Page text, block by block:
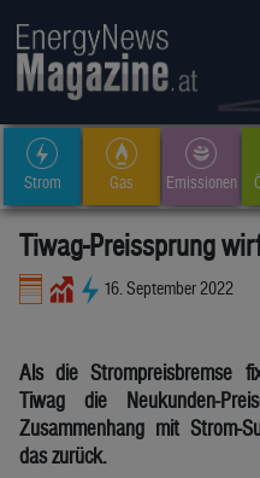
Strom Gas Emissionen
Tiwag-Preissprung
16. September 2022
Als die Strompreisbremse
Tiwag die Neukunden-
Zusammenhang mit Strom-
das zurück.